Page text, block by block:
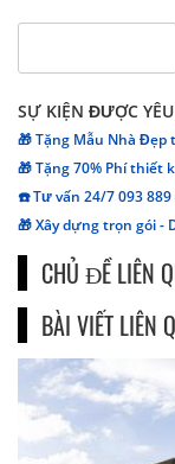
SỰ KIỆN ĐƯỢC
🎁 Tặng Mẫu Nhà Đẹp
🎁 Tặng 70% Phí thiết
☎️ Tư vấn 24/7 093
🎁 Xây dựng trọn gói -
CHỦ ĐỀ LIÊN
BÀI VIẾT LIÊN